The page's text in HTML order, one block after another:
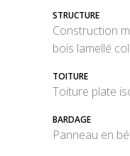
STRUCTURE
Construction
bois lamellé
TOITURE
Toiture plate
BARDAGE
Panneau en